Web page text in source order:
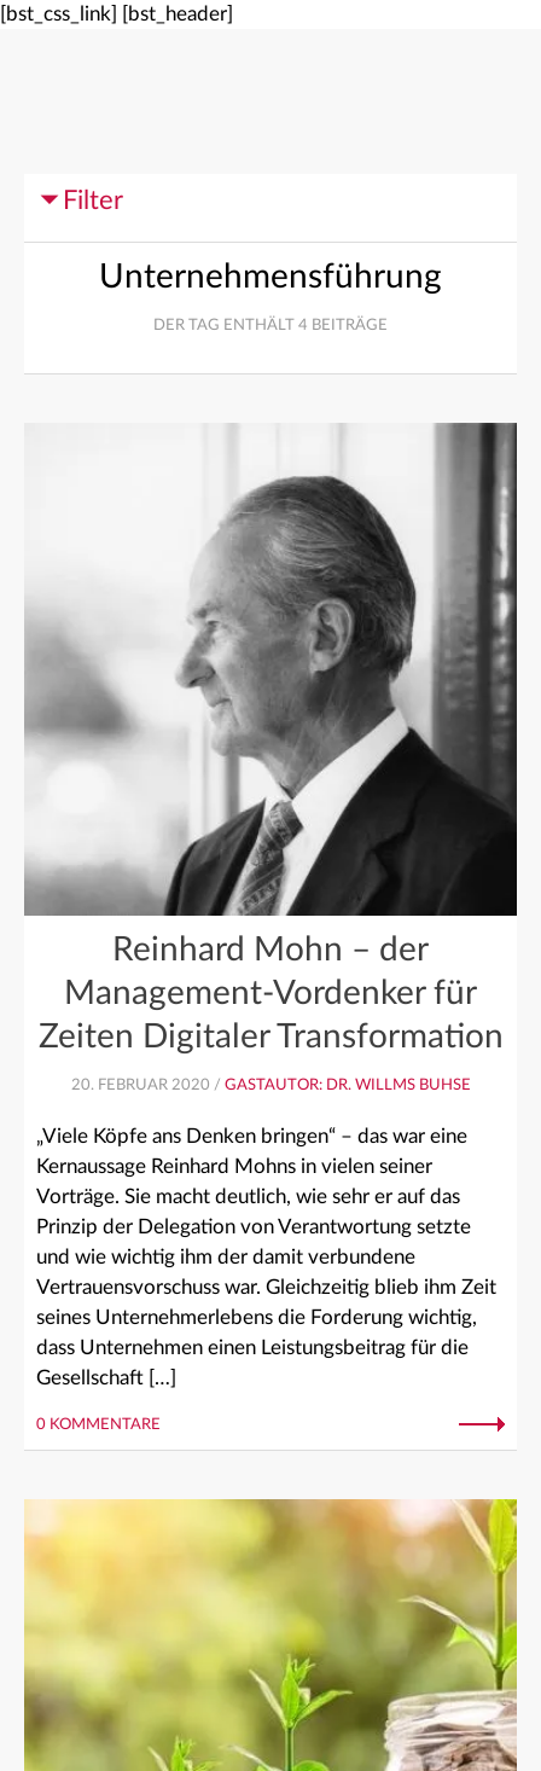
[bst_css_link] [bst_header]
Filter
Unternehmensführung
DER TAG ENTHÄLT 4 BEITRÄGE
Reinhard Mohn – der
Management-Vordenker für
Zeiten Digitaler Transformation
20. FEBRUAR 2020 / GASTAUTOR: DR. WILLMS BUHSE
„Viele Köpfe ans Denken bringen“ – das war eine
Kernaussage Reinhard Mohns in vielen seiner
Vorträge. Sie macht deutlich, wie sehr er auf das
Prinzip der Delegation von Verantwortung setzte
und wie wichtig ihm der damit verbundene
Vertrauensvorschuss war. Gleichzeitig blieb ihm Zeit
seines Unternehmerlebens die Forderung wichtig,
dass Unternehmen einen Leistungsbeitrag für die
Gesellschaft […]
0 KOMMENTARE